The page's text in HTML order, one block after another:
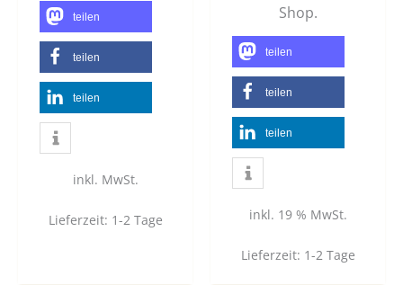
teilen
teilen
teilen
inkl. MwSt.
Lieferzeit: 1-2 Tage
Shop.
teilen
teilen
teilen
inkl. 19 % MwSt.
Lieferzeit: 1-2 Tage